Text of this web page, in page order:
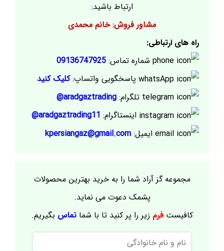
ارتباط باشید:
مشاور فروش: خانم محمدی
راه های ارتباطی:
شماره تماس: 09136747925
پاسخگویی واتساپ:کلیک کنید
تلگرام: aradgaztrading@
اینستاگرام: aradgaztrading11@
ایمیل: kpersiangaz@gmail.com
مجموعه گز آراد شما را به خرید بهترین محصولات
پشمک دعوت می نماید.
کافیستفرم زیر را پر کنید تا با شماتماس بگیریم.
نام
و